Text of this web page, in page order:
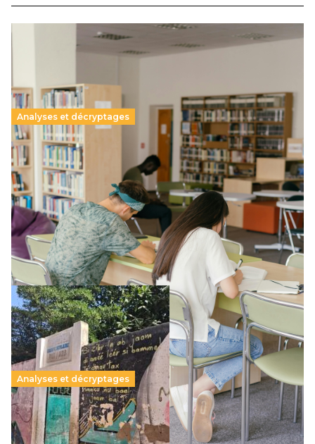
Analyses et décryptages
Supérieur privé : une dérive qui met à mal la
promesse républicaine
11 juillet 2026-
Le projet de loi sur la régulation de l’enseignement
supérieur privé met en lumière l’amplification d’un système
qui relègue l’acte pédagogique au superfétatoire, voire à…
Lire la suite →
Analyses et décryptages
258 millions d’enfants victimes de la guerre, des
chocs climatiques et des déplacements de